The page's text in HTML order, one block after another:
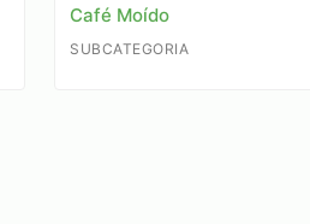
Café Moído
SUBCATEGORIA